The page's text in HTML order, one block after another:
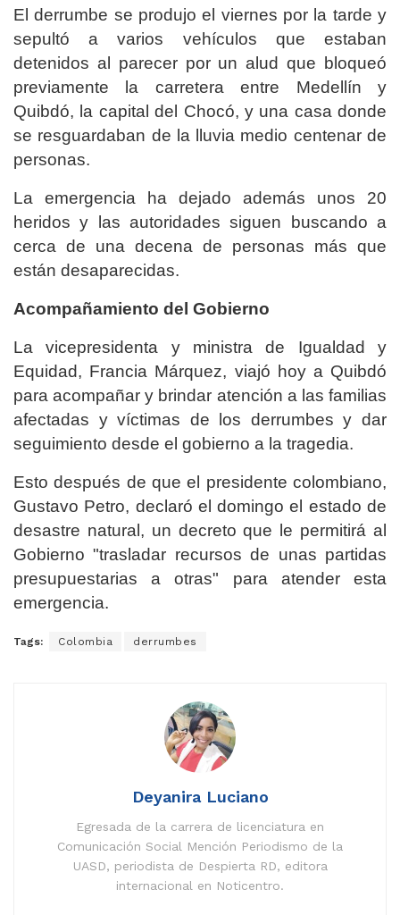
El derrumbe se produjo el viernes por la tarde y
sepultó a varios vehículos que estaban
detenidos al parecer por un alud que bloqueó
previamente la carretera entre Medellín y
Quibdó, la capital del Chocó, y una casa donde
se resguardaban de la lluvia medio centenar de
personas.
La emergencia ha dejado además unos 20
heridos y las autoridades siguen buscando a
cerca de una decena de personas más que
están desaparecidas.
Acompañamiento del Gobierno
La vicepresidenta y ministra de Igualdad y
Equidad, Francia Márquez, viajó hoy a Quibdó
para acompañar y brindar atención a las familias
afectadas y víctimas de los derrumbes y dar
seguimiento desde el gobierno a la tragedia.
Esto después de que el presidente colombiano,
Gustavo Petro, declaró el domingo el estado de
desastre natural, un decreto que le permitirá al
Gobierno "trasladar recursos de unas partidas
presupuestarias a otras" para atender esta
emergencia.
Tags: Colombia derrumbes
Deyanira Luciano
Egresada de la carrera de licenciatura en
Comunicación Social Mención Periodismo de la
UASD, periodista de Despierta RD, editora
internacional en Noticentro.